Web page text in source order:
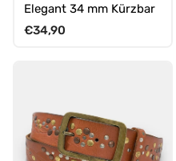
Elegant 34 mm Kürzbar
Normaler Preis
€34,90